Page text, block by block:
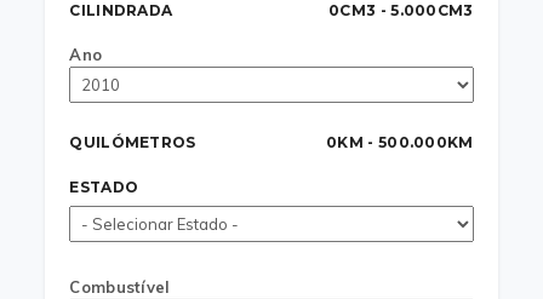
CILINDRADA 0CM3 - 5.000CM3
Ano
QUILÓMETROS 0KM - 500.000KM
ESTADO
Combustível